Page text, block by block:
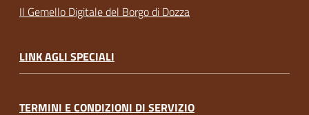
Il Gemello Digitale del Borgo di Dozza
LINK AGLI SPECIALI
TERMINI E CONDIZIONI DI SERVIZIO